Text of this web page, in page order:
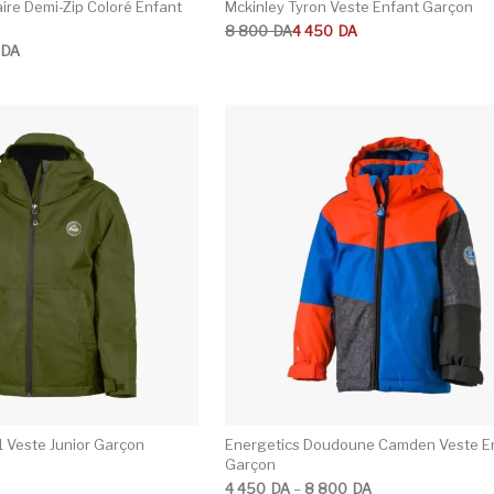
Demi-Zip Coloré Enfant
DA à 2 400DA
Mckinley Tyron Veste Enfant Garçon
8 800 DA
Le prix initial était : 8 800DA.
4 450 DA
Le prix actuel est : 4 450DA.
Veste Junior Garçon
Energetics Doudoune Camden Veste
Garçon
4 450 DA– 8 800 DA
Plage de prix : 4 450DA à 8 800DA